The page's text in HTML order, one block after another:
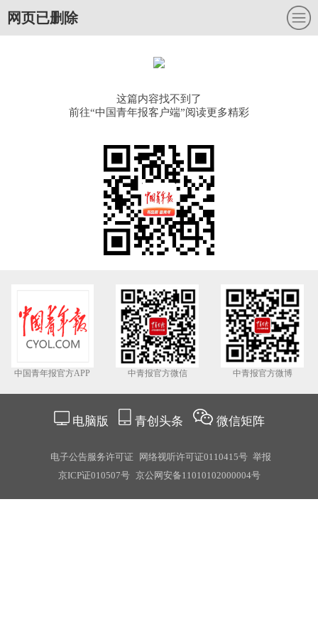
网页已删除
这篇内容找不到了
前往“中国青年报客户端”阅读更多精彩
中国青年报官方APP 中青报官方微信 中青报官方微博
电脑版 青创头条 微信矩阵
电子公告服务许可证 网络视听许可证0110415号 举报
京ICP证010507号 京公网安备11010102000004号